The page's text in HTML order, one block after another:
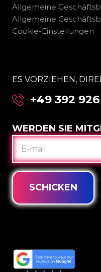
Allgemeine
Allgemeine
Cookie-Einstellungen
ES VORZIEHEN,
+49 392
WERDEN SIE
E-
MAIL
SCHICKEN